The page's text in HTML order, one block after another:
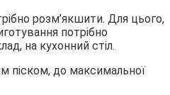
розм’якшити. Для цього,
потрібно
на кухонний стіл.
піском, до максимальної